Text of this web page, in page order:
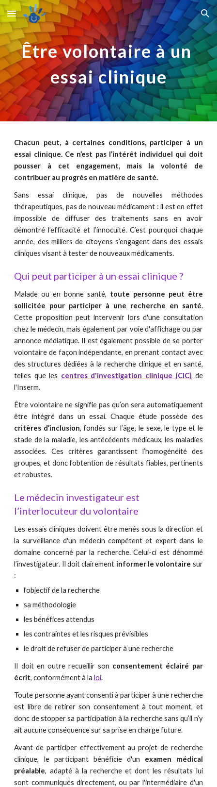
Skip to main content Skip to navigation
Être volontaire à un
essai clinique
Chacun peut, à certaines conditions, participer à un
essai clinique. Ce n’est pas l’intérêt individuel qui doit
pousser à cet engagement, mais la volonté de
contribuer au progrès en matière de santé.
Sans essai clinique, pas de nouvelles méthodes
thérapeutiques, pas de nouveau médicament : il est en effet
impossible de diffuser des traitements sans en avoir
démontré l’efficacité et l’innocuité. C’est pourquoi chaque
année, des milliers de citoyens s’engagent dans des essais
cliniques visant à tester de nouveaux médicaments.
Qui peut participer à un essai clinique ?
Malade ou en bonne santé, toute personne peut être
sollicitée pour participer à une recherche en santé.
Cette proposition peut intervenir lors d'une consultation
chez le médecin, mais également par voie d'affichage ou par
annonce médiatique. Il est également possible de se porter
volontaire de façon indépendante, en prenant contact avec
des structures dédiées à la recherche clinique et en santé,
telles que les centres d'investigation clinique (CIC) de
l'Inserm.
Être volontaire ne signifie pas qu’on sera automatiquement
être intégré dans un essai. Chaque étude possède des
critères d’inclusion, fondés sur l’âge, le sexe, le type et le
stade de la maladie, les antécédents médicaux, les maladies
associées. Ces critères garantissent l’homogénéité des
groupes, et donc l’obtention de résultats fiables, pertinents
et robustes.
Le médecin investigateur est
l’interlocuteur du volontaire
Les essais cliniques doivent être menés sous la direction et
la surveillance d'un médecin compétent et expert dans le
domaine concerné par la recherche. Celui-ci est dénommé
l’investigateur. Il doit clairement informer le volontaire sur
:
l’objectif de la recherche
sa méthodologie
les bénéfices attendus
les contraintes et les risques prévisibles
le droit de refuser de participer à une recherche
Il doit en outre recueillir son consentement éclairé par
écrit, conformément à laloi.
Toute personne ayant consenti à participer à une recherche
est libre de retirer son consentement à tout moment, et
donc de stopper sa participation à la recherche sans qu’il n’y
ait aucune conséquence sur sa prise en charge future.
Avant de participer effectivement au projet de recherche
clinique, le participant bénéficie d'un examen médical
préalable, adapté à la recherche et dont les résultats lui
sont communiqués directement, ou par l'intermédiaire d'un